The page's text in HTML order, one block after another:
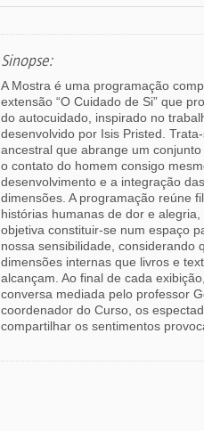
Sinopse:
A Mostra é uma programação
extensão “O Cuidado de Si” que
do autocuidado, inspirado no
desenvolvido por Isis Pristed.
ancestral que abrange um
o contato do homem consigo
desenvolvimento e a integração
dimensões. A programação reúne
histórias humanas de dor e
objetiva constituir-se num espaço
nossa sensibilidade, considerando
dimensões internas que livros e
alcançam. Ao final de cada
conversa mediada pelo professor
coordenador do Curso, os
compartilhar os sentimentos